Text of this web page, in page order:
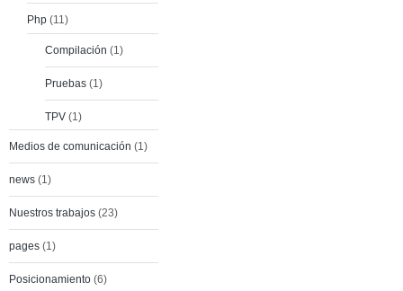
Php (11)
Compilación (1)
Pruebas (1)
TPV (1)
Medios de comunicación (1)
news (1)
Nuestros trabajos (23)
pages (1)
Posicionamiento (6)